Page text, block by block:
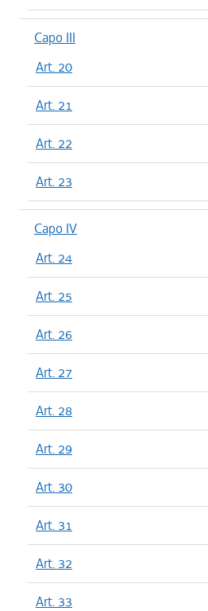
Capo III
Art. 20
Art. 21
Art. 22
Art. 23
Capo IV
Art. 24
Art. 25
Art. 26
Art. 27
Art. 28
Art. 29
Art. 30
Art. 31
Art. 32
Art. 33